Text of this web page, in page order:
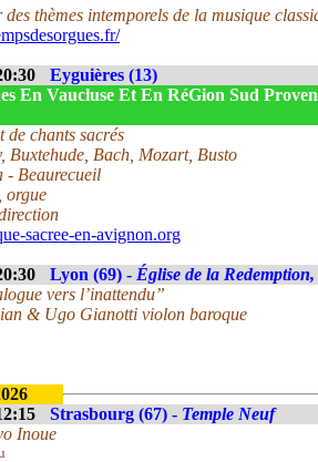
thèmes intemporels de la musique
Eyguières (13)
En Vaucluse Et En RéGion Sud
de chants sacrés
Buxtehude, Bach, Mozart, Busto
Beaurecueil
orgue
sacree-en-avignon.org
Lyon (69) - Église de la Redemption,
vers l’inattendu”
& Ugo Gianotti violon baroque
Strasbourg (67) - Temple Neuf
Inoue